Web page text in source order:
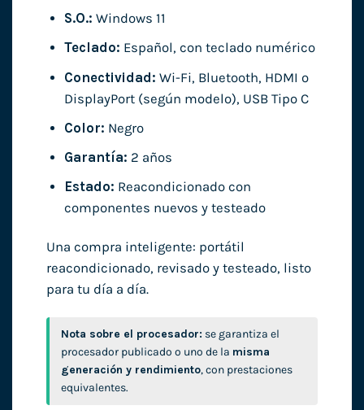
S.O.: Windows 11
Teclado: Español, con teclado numérico
Conectividad: Wi-Fi, Bluetooth, HDMI o
DisplayPort (según modelo), USB Tipo C
Color: Negro
Garantía: 2 años
Estado: Reacondicionado con
componentes nuevos y testeado
Una compra inteligente: portátil
reacondicionado, revisado y testeado, listo
para tu día a día.
Nota sobre el procesador: se garantiza el
procesador publicado o uno de la misma
generación y rendimiento, con prestaciones
equivalentes.